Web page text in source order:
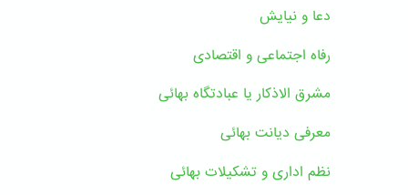
دعا و نیایش
رفاه اجتماعی و اقتصادی
مشرق الاذکار یا عبادتگاه بهائی
معرفی دیانت بهائی
نظم اداری و تشکیلات بهائی